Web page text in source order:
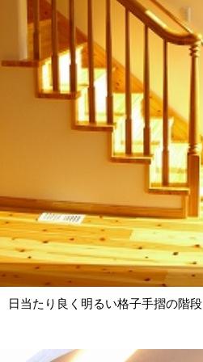
日当たり良く明るい格子手摺の階段